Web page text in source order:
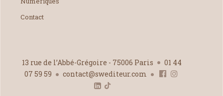
Contact
13 rue de l’Abbé-Grégoire - 75006 Paris
01 44
07 59 59
contact@swediteur.com